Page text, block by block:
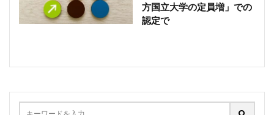
方国立大学の定員増」での
認定で